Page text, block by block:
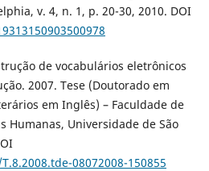
v. 4, n. 1, p. 20-30, 2010. DOI
de vocabulários eletrônicos
2007. Tese (Doutorado em
em Inglês) – Faculdade de
Humanas, Universidade de São
08072008-150855